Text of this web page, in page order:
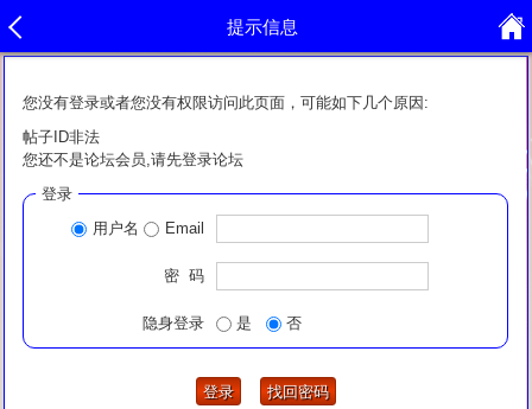
提示信息
您没有登录或者您没有权限访问此页面，可能如下几个原因:
帖子ID非法
您还不是论坛会员,请先登录论坛
登录
用户名
Email
密 码
隐身登录 是 否